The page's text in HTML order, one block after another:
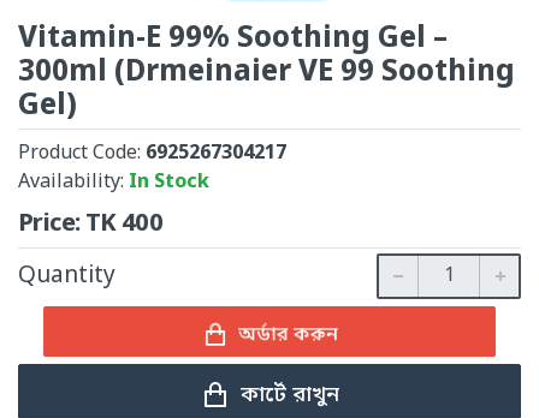
Vitamin-E 99% Soothing Gel –
300ml (Drmeinaier VE 99 Soothing
Gel)
Product Code: 6925267304217
Availability: In Stock
Price:TK400
Quantity
অর্ডার করুন
কার্টে রাখুন